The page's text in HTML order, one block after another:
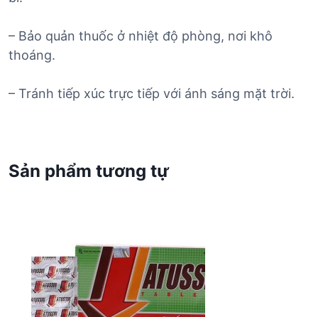
– Bảo quản thuốc ở nhiệt độ phòng, nơi khô
thoáng.
– Tránh tiếp xúc trực tiếp với ánh sáng mặt trời.
Sản phẩm tương tự